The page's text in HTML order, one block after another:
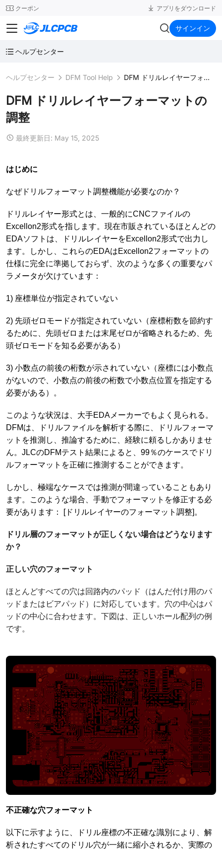
24SMT クーポン アプリをダウンロード
JLCPCB サインイン
ヘルプセンター
ヘルプセンター DFM Tool Help DFM ドリルレイヤーフォーマットの調整
DFM ドリルレイヤーフォーマットの
調整
最終更新日: May 15, 2025
はじめに
なぜドリルフォーマット調整機能が必要なのか？
ドリルレイヤー形式とは、一般的にCNCファイルの
Excellon2形式を指します。現在市販されているほとんどの
EDAソフトは、ドリルレイヤーをExcellon2形式で出力し
ます。しかし、これらのEDAはExcellon2フォーマットの
仕様に完全に準拠しておらず、次のような多くの重要なパ
ラメータが欠けています：
1) 座標単位が指定されていない
2) 先頭ゼロモードが指定されていない（座標桁数を節約す
るために、先頭ゼロまたは末尾ゼロが省略されるため、先
頭ゼロモードを知る必要がある）
3) 小数点の前後の桁数が示されていない（座標には小数点
がないので、小数点の前後の桁数で小数点位置を指定する
必要がある）。
このような状況は、大手EDAメーカーでもよく見られる。
DFMは、ドリルファイルを解析する際に、ドリルフォーマ
ットを推測し、推論するために、経験に頼るしかありませ
ん。JLCのDFMテスト結果によると、99％のケースでドリ
ルフォーマットを正確に推測することができます。
しかし、極端なケースでは推測が間違っていることもあり
ます。このような場合、手動でフォーマットを修正する必
要があります： [ドリルレイヤーのフォーマット調整]。
ドリル層のフォーマットが正しくない場合はどうなります
か？
正しい穴のフォーマット
ほとんどすべての穴は回路内のパッド（はんだ付け用のパ
ッドまたはビアパッド）に対応しています。穴の中心はパ
ッドの中心に合わせます。下図は、正しいホール配列の例
です。
不正確な穴フォーマット
以下に示すように、ドリル座標の不正確な識別により、解
析されたすべてのドリル穴が一緒に縮小されるか、実際の